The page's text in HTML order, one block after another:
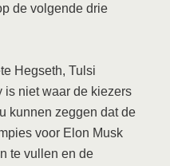
de volgende drie
Hegseth, Tulsi
is niet waar de kiezers
kunnen zeggen dat de
voor Elon Musk
te vullen en de